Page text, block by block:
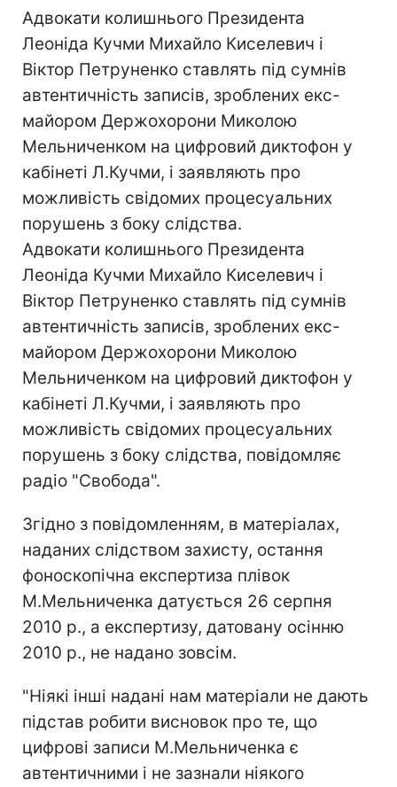
Адвокати колишнього Президента
Леоніда Кучми Михайло Киселевич і
Віктор Петруненко ставлять під сумнів
автентичність записів, зроблених екс-
майором Держохорони Миколою
Мельниченком на цифровий диктофон у
кабінеті Л.Кучми, і заявляють про
можливість свідомих процесуальних
порушень з боку слідства.
Адвокати колишнього Президента
Леоніда Кучми Михайло Киселевич і
Віктор Петруненко ставлять під сумнів
автентичність записів, зроблених екс-
майором Держохорони Миколою
Мельниченком на цифровий диктофон у
кабінеті Л.Кучми, і заявляють про
можливість свідомих процесуальних
порушень з боку слідства, повідомляє
радіо "Свобода".
Згідно з повідомленням, в матеріалах,
наданих слідством захисту, остання
фоноскопічна експертиза плівок
М.Мельниченка датується 26 серпня
2010 р., а експертизу, датовану осінню
2010 р., не надано зовсім.
"Ніякі інші надані нам матеріали не дають
підстав робити висновок про те, що
цифрові записи М.Мельниченка є
автентичними і не зазнали ніякого